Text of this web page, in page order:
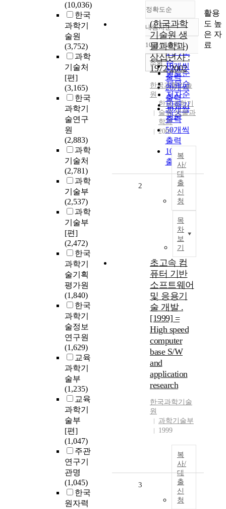
(10,036)
한국
과학기
술원
(3,752)
과학
기술처
[편]
(3,165)
한국
과학기
술연구
원
(2,883)
과학
기술처
(2,781)
과학
기술부
(2,537)
과학
기술부
[편]
(2,472)
한국
과학기
술기획
평가원
(1,840)
한국
과학기
술정보
연구원
(1,629)
교육
과학기
술부
(1,235)
교육
과학기
술부
[편]
(1,047)
주관
연구기
관명
(1,045)
한국
원자력
정확도순
정확도
순
인기도
순
연도순
제목순
저자순
발행기
관순
내림차순
내림차순
10개씩 출력
10개씩
출력
20개씩
출력
30개씩
출력
50개씩
출력
100개씩
출력
조회
(한국과학
기술원 생
물과학과)
삼십년사 :
1972-2002
한국과학기술
원
한국과학기
술원 생물과
학과
2002
복
사/
대
출
신
청
목
차
보
기
2
초고속 컴
퓨터 기반
소프트웨어
및 응용기
술 개발 .
[1999] =
High speed
computer
base S/W
and
application
research
한국과학기술
원
과학기술부
1999
복
사/
대
출
신
청
3
활용
도 높
은 자
료